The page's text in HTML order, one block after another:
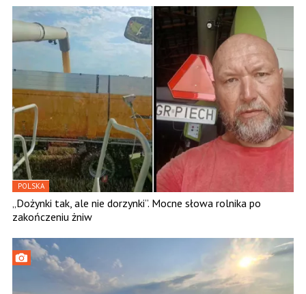
POLSKA
„Dożynki tak, ale nie dorzynki”. Mocne słowa rolnika po
zakończeniu żniw